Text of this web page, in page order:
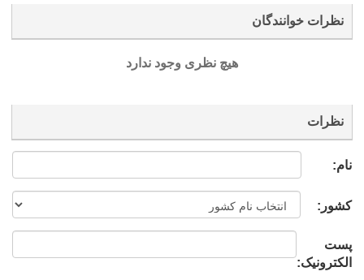
نظرات خوانندگان
هیچ نظری وجود ندارد
نظرات
نام:
کشور:
پست
الکترونیک: